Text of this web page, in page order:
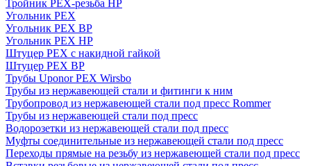
Тройник PEX-резьба НР
Угольник PEX
Угольник PEX ВР
Угольник PEX НР
Штуцер PEX c накидной гайкой
Штуцер PEX ВР
Трубы Uponor PEX Wirsbo
Трубы из нержавеющей стали и фитинги к ним
Трубопровод из нержавеющей стали под пресс Rommer
Трубы из нержавеющей стали под пресс
Водорозетки из нержавеющей стали под пресс
Муфты соединительные из нержавеющей стали под пресс
Переходы прямые на резьбу из нержавеющей стали под пресс